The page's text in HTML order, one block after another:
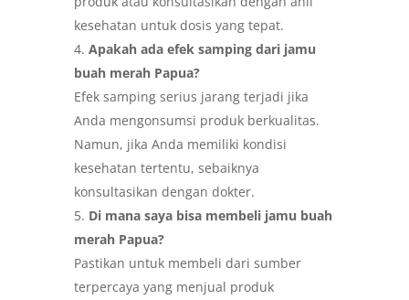
kesehatan untuk dosis yang tepat.
Apakah ada efek samping dari jamu
buah merah Papua?
Efek samping serius jarang terjadi jika
Anda mengonsumsi produk berkualitas.
Namun, jika Anda memiliki kondisi
kesehatan tertentu, sebaiknya
konsultasikan dengan dokter.
Di mana saya bisa membeli jamu buah
merah Papua?
Pastikan untuk membeli dari sumber
terpercaya yang menjual produk